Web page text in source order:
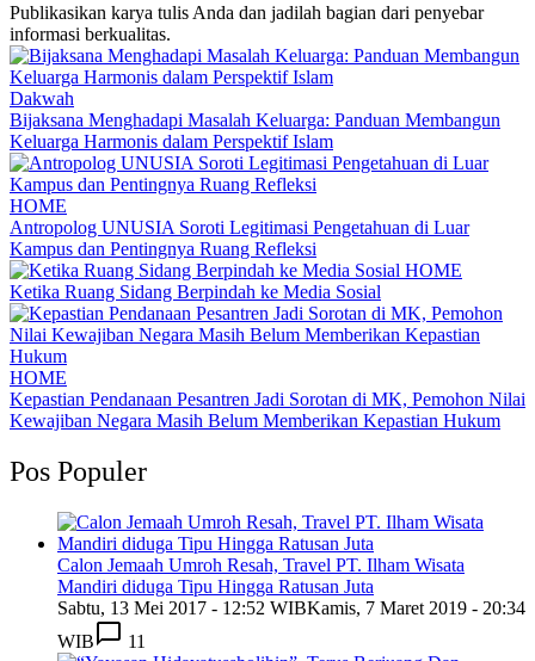
Publikasikan karya tulis Anda dan jadilah bagian dari penyebar
informasi berkualitas.
Dakwah
Bijaksana Menghadapi Masalah Keluarga: Panduan Membangun
Keluarga Harmonis dalam Perspektif Islam
HOME
Antropolog UNUSIA Soroti Legitimasi Pengetahuan di Luar
Kampus dan Pentingnya Ruang Refleksi
HOME
Ketika Ruang Sidang Berpindah ke Media Sosial
HOME
Kepastian Pendanaan Pesantren Jadi Sorotan di MK, Pemohon Nilai
Kewajiban Negara Masih Belum Memberikan Kepastian Hukum
Pos Populer
Calon Jemaah Umroh Resah, Travel PT. Ilham Wisata
Mandiri diduga Tipu Hingga Ratusan Juta
Sabtu, 13 Mei 2017 - 12:52 WIBKamis, 7 Maret 2019 - 20:34
WIB
11